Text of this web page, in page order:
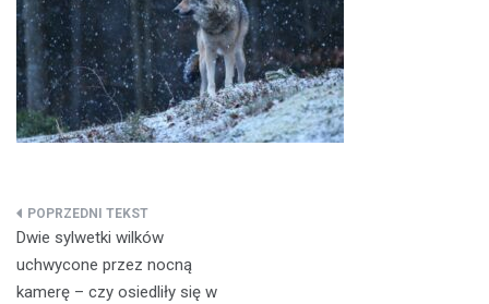
Nawigacja
wpisu
Dwie sylwetki wilków
uchwycone przez nocną
kamerę – czy osiedliły się w